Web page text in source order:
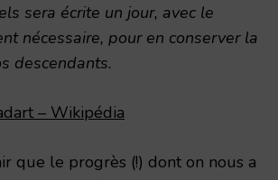
sera écrite un jour, avec le
nécessaire, pour en conserver la
descendants.
– Wikipédia
que le progrès (!) dont on nous a